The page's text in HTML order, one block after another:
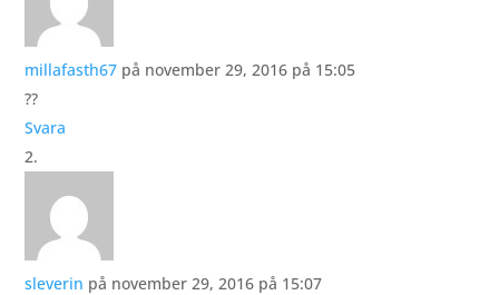
millafasth67 på november 29, 2016 på 15:05
?️?
Svara
sleverin på november 29, 2016 på 15:07